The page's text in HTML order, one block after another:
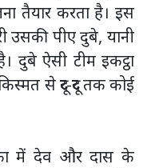
तैयार करता है। इस
उसकी पीए दुबे, यानी
दुबे ऐसी टीम इकट्ठा
से दूर-दूर तक कोई
में देव और दास के